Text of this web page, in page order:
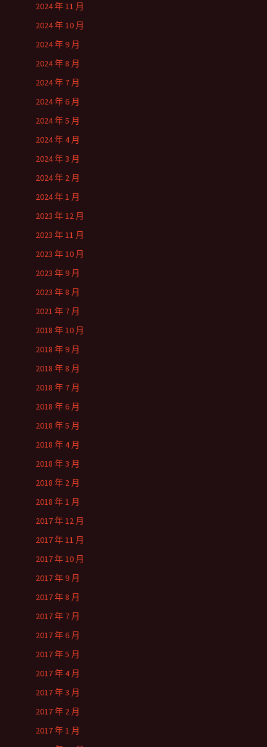
2024 年 11 月
2024 年 10 月
2024 年 9 月
2024 年 8 月
2024 年 7 月
2024 年 6 月
2024 年 5 月
2024 年 4 月
2024 年 3 月
2024 年 2 月
2024 年 1 月
2023 年 12 月
2023 年 11 月
2023 年 10 月
2023 年 9 月
2023 年 8 月
2021 年 7 月
2018 年 10 月
2018 年 9 月
2018 年 8 月
2018 年 7 月
2018 年 6 月
2018 年 5 月
2018 年 4 月
2018 年 3 月
2018 年 2 月
2018 年 1 月
2017 年 12 月
2017 年 11 月
2017 年 10 月
2017 年 9 月
2017 年 8 月
2017 年 7 月
2017 年 6 月
2017 年 5 月
2017 年 4 月
2017 年 3 月
2017 年 2 月
2017 年 1 月